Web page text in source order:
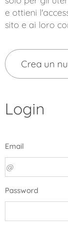
e ottieni
sito e ai loro
Crea un
Login
Email
Password